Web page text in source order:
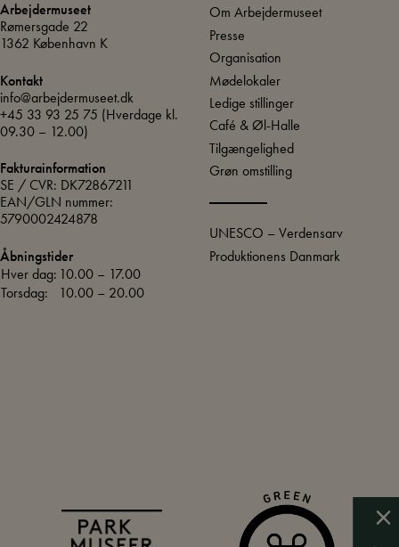
Arbejdermuseet
Rømersgade 22
1362 København K
Kontakt
info@arbejdermuseet.dk
+45 33 93 25 75 (Hverdage kl.
09.30 – 12.00)
Fakturainformation
SE / CVR: DK72867211
EAN/GLN nummer:
5790002424878
Åbningstider
Hver dag: 10.00 – 17.00
Torsdag:
10.00 – 20.00
Om Arbejdermuseet
Presse
Organisation
Mødelokaler
Ledige stillinger
Café & Øl-Halle
Tilgængelighed
Grøn omstilling
UNESCO – Verdensarv
Produktionens Danmark